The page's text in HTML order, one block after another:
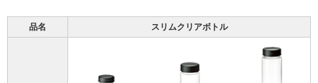
品名 スリムクリアボトル